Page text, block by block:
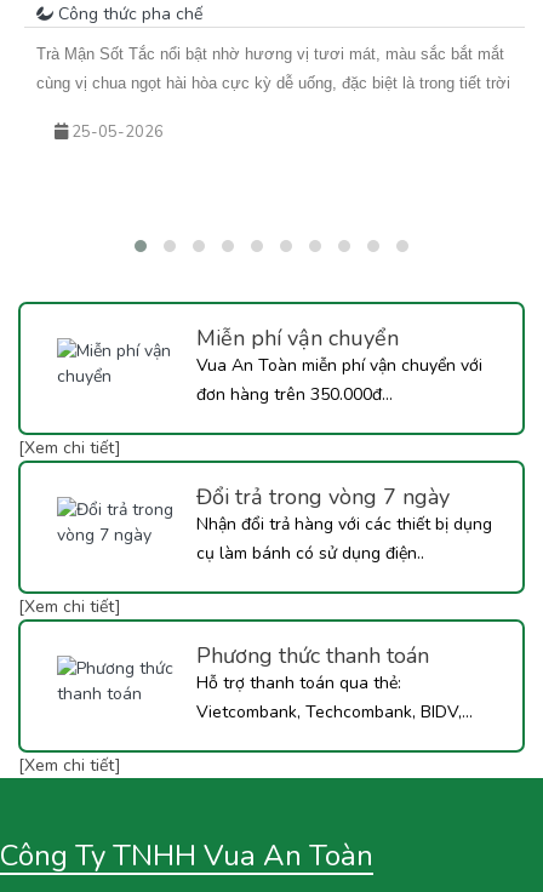
Công thức pha chế
Trà Mận Sốt Tắc nổi bật nhờ hương vị tươi mát, màu sắc bắt mắt
cùng vị chua ngọt hài hòa cực kỳ dễ uống, đặc biệt là trong tiết trời
đậm vị và sốt tắc chua thanh giúp món nước này không chỉ giải
Toàn khám phá ngay công thức Trà Mận Sốt Tắc dưới đây nhé!
25-05-2026
Miễn phí vận chuyển
Vua An Toàn miễn phí vận chuyển với
đơn hàng trên 350.000đ...
[Xem chi tiết]
Đổi trả trong vòng 7 ngày
Nhận đổi trả hàng với các thiết bị dụng
cụ làm bánh có sử dụng điện..
[Xem chi tiết]
Phương thức thanh toán
Hỗ trợ thanh toán qua thẻ:
Vietcombank, Techcombank, BIDV,...
[Xem chi tiết]
Công Ty TNHH Vua An Toàn